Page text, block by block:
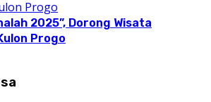
2025”, Dorong Wisata
Progo